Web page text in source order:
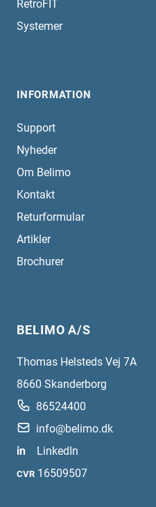
RetroFIT
Systemer
INFORMATION
Support
Nyheder
Om Belimo
Kontakt
Returformular
Artikler
Brochurer
BELIMO A/S
Thomas Helsteds Vej 7A
8660 Skanderborg
86524400
info@belimo.dk
in
LinkedIn
CVR 16509507